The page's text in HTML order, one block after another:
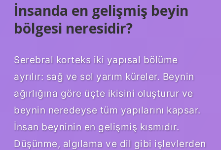
İnsanda en gelişmiş beyin
bölgesi neresidir?
Serebral korteks iki yapısal bölüme
ayrılır: sağ ve sol yarım küreler. Beynin
ağırlığına göre üçte ikisini oluşturur ve
beynin neredeyse tüm yapılarını kapsar.
İnsan beyninin en gelişmiş kısmıdır.
Düşünme, algılama ve dil gibi işlevlerden